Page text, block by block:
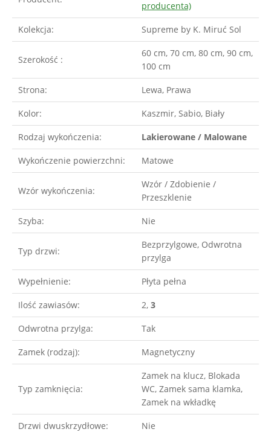
producenta)
Kolekcja: Supreme by K. Miruć Sol
Szerokość :
60 cm, 70 cm, 80 cm, 90 cm,
100 cm
Strona: Lewa, Prawa
Kolor: Kaszmir, Sabio, Biały
Rodzaj wykończenia: Lakierowane / Malowane
Wykończenie powierzchni: Matowe
Wzór wykończenia:
Wzór / Zdobienie /
Przeszklenie
Szyba: Nie
Typ drzwi:
Bezprzylgowe, Odwrotna
przylga
Wypełnienie: Płyta pełna
Ilość zawiasów: 2, 3
Odwrotna przylga: Tak
Zamek (rodzaj): Magnetyczny
Typ zamknięcia:
Zamek na klucz, Blokada
WC, Zamek sama klamka,
Zamek na wkładkę
Drzwi dwuskrzydłowe: Nie